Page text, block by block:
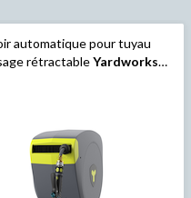
automatique pour tuyau
rétractableYardworks